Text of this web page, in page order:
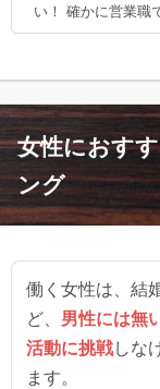
い！ 確かに営業職
女性におす
ング
働く女性は、結
ど、 男性には無
活動に挑戦しな
ます。